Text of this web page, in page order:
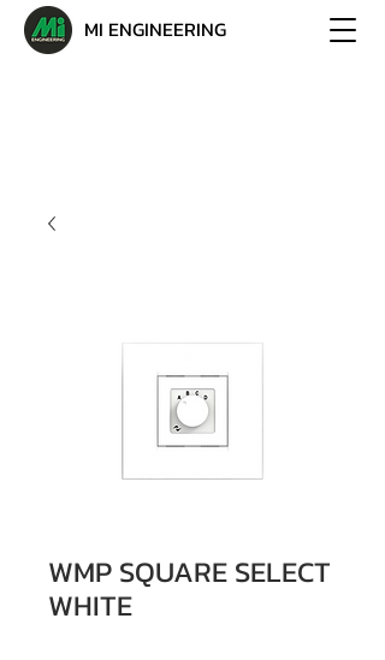
MI ENGINEERING
WMP SQUARE SELECT
WHITE